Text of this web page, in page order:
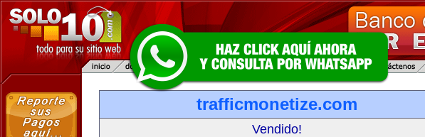
trafficmonetize.com
Vendido!